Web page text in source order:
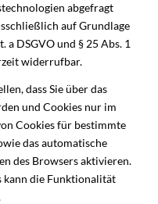
abgefragt
auf Grundlage
DSGVO und § 25 Abs. 1
widerrufbar.
dass Sie über das
und Cookies nur im
Cookies für bestimmte
das automatische
des Browsers aktivieren.
kann die Funktionalität